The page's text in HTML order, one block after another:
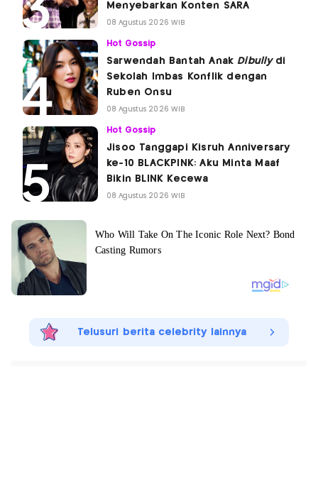
Menyebarkan Konten SARA
08 Agustus 2026 WIB
Hot Gossip
Sarwendah Bantah Anak Dibullydi
Sekolah Imbas Konflik dengan
Ruben Onsu
08 Agustus 2026 WIB
Hot Gossip
Jisoo Tanggapi Kisruh Anniversary
ke-10 BLACKPINK: Aku Minta Maaf
Bikin BLINK Kecewa
08 Agustus 2026 WIB
Telusuri berita celebrity lainnya